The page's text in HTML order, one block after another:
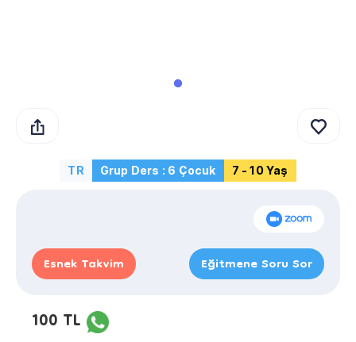
TR Grup Ders : 6 Çocuk 7 - 10 Yaş
Esnek Takvim Eğitmene Soru Sor
100 TL